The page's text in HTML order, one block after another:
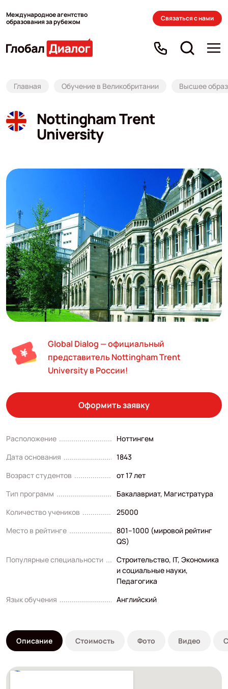
Международное агентство
образования за рубежом
Связаться с нами
Главная Обучение в Великобритании Высшее
Nottingham Trent
University
Global Dialog — официальный
представитель Nottingham Trent
University в России!
Оформить заявку
Расположение
Ноттингем
Дата основания
1843
Возраст студентов
от 17 лет
Тип программ
Бакалавриат, Магистратура
Количество учеников
25000
Место в рейтинге
801–1000 (мировой рейтинг
QS)
Популярные специальности
Строительство, IT, Экономика
и социальные науки,
Педагогика
Язык обучения
Английский
Описание Стоимость Фото Видео